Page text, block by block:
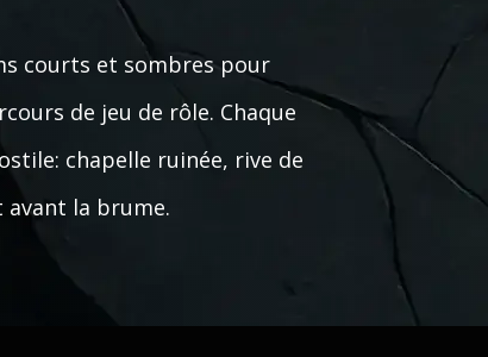
courts et sombres pour
de jeu de rôle. Chaque
chapelle ruinée, rive de
la brume.